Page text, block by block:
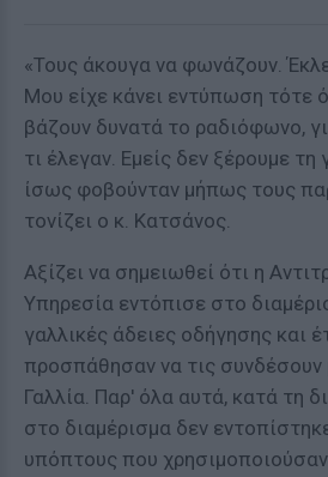
«Τους άκουγα να φωνάζουν.
Μου είχε κάνει εντύπωση τότε
βάζουν δυνατά το ραδιόφωνο,
τι έλεγαν. Εμείς δεν ξέρουμε
ίσως φοβούνταν μήπως τους
τονίζει ο κ. Κατσάνος.
Αξίζει να σημειωθεί ότι η
Υπηρεσία εντόπισε στο
γαλλικές άδειες οδήγησης και
προσπάθησαν να τις συνδέσουν
Γαλλία. Παρ' όλα αυτά, κατά τη
στο διαμέρισμα δεν
υπόπτους που χρησιμοποιούσαν